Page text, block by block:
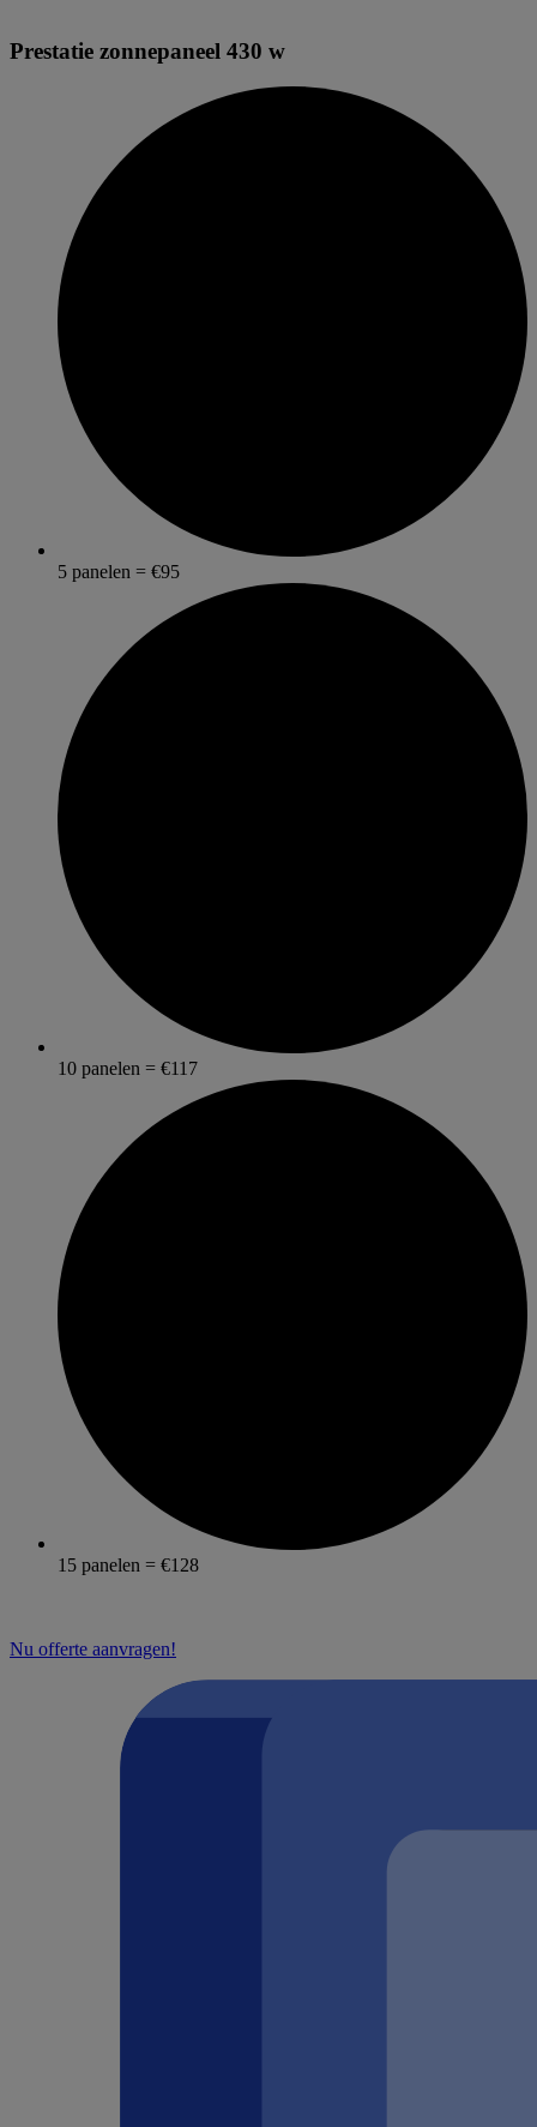
Prestatie zonnepaneel 430 w
5 panelen = €95
10 panelen = €117
15 panelen = €128
Nu offerte aanvragen!